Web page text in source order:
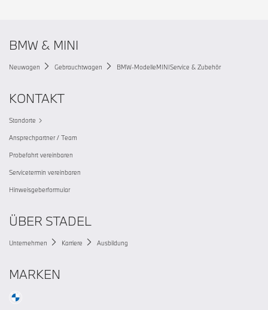
BMW & MINI
Neuwagen Gebrauchtwagen BMW-ModelleMINIService & Zubehör
KONTAKT
Standorte
Ansprechpartner / Team
Probefahrt vereinbaren
Servicetermin vereinbaren
Hinweisgeberformular
ÜBER STADEL
Unternehmen Karriere Ausbildung
MARKEN